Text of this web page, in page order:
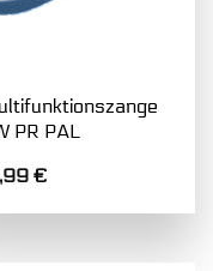
PR PAL
€